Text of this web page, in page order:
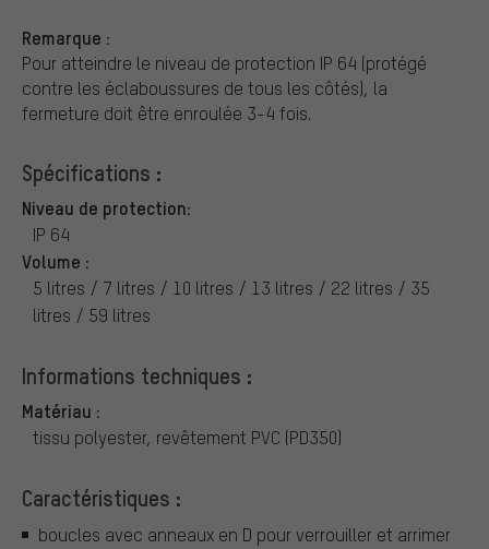
Remarque :
Pour atteindre le niveau de protection IP 64 (protégé
contre les éclaboussures de tous les côtés), la
fermeture doit être enroulée 3-4 fois.
Spécifications :
Niveau de protection:
IP 64
Volume :
5 litres / 7 litres / 10 litres / 13 litres / 22 litres / 35
litres / 59 litres
Informations techniques :
Matériau :
tissu polyester, revêtement PVC (PD350)
Caractéristiques :
boucles avec anneaux en D pour verrouiller et arrimer